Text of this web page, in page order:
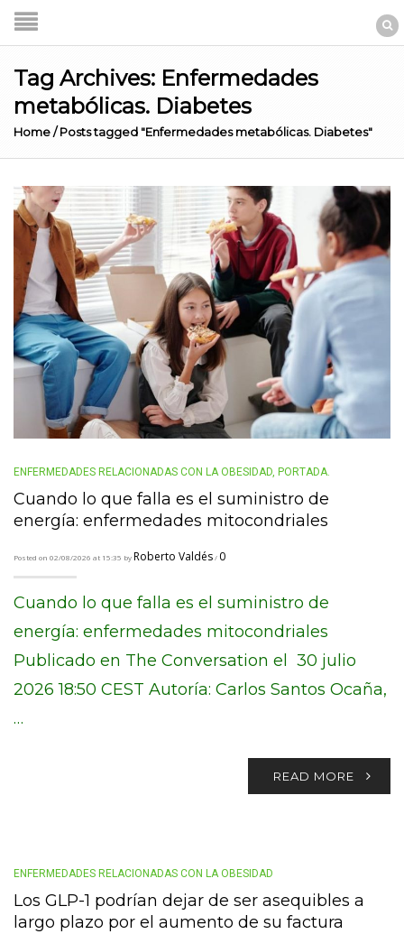
Tag Archives: Enfermedades
metabólicas. Diabetes
Home/ Posts tagged "Enfermedades metabólicas. Diabetes"
ENFERMEDADES RELACIONADAS CON LA OBESIDAD, PORTADA.
Cuando lo que falla es el suministro de
energía: enfermedades mitocondriales
Posted on 02/08/2026 at 15:35 byRoberto Valdés/ 0
Cuando lo que falla es el suministro de
energía: enfermedades mitocondriales
Publicado en The Conversation el 30 julio
2026 18:50 CEST Autoría: Carlos Santos Ocaña,
…
READ MORE
ENFERMEDADES RELACIONADAS CON LA OBESIDAD
Los GLP-1 podrían dejar de ser asequibles a
largo plazo por el aumento de su factura